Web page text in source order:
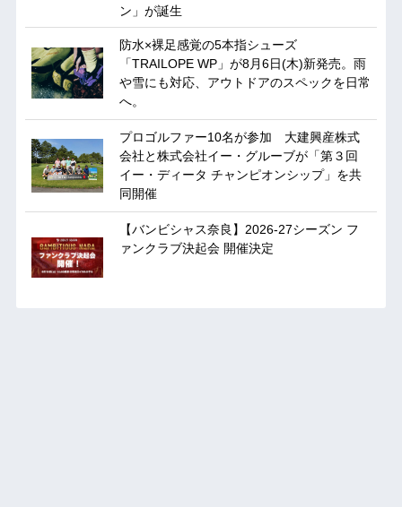
ン」が誕生
防水×裸足感覚の5本指シューズ
「TRAILOPE WP」が8月6日(木)新発売。雨
や雪にも対応、アウトドアのスペックを日常
へ。
プロゴルファー10名が参加 大建興産株式
会社と株式会社イー・グルーブが「第３回
イー・ディータ チャンピオンシップ」を共
同開催
【バンビシャス奈良】2026-27シーズン フ
ァンクラブ決起会 開催決定